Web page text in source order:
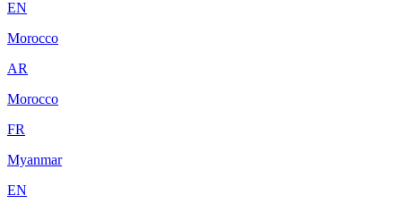
EN
Morocco
AR
Morocco
FR
Myanmar
EN